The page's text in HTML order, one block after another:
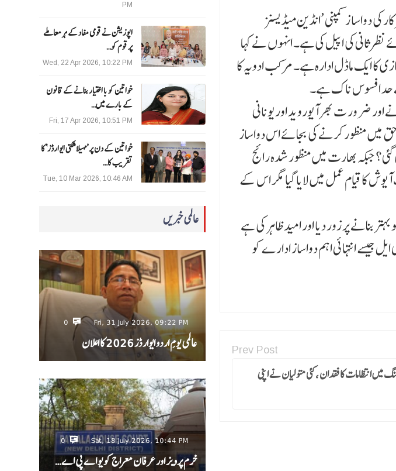
PM
اپوزیشن نے قومی مفاد کے ہر معاملے
پر قوم کو…
Wed, 22 Apr 2026, 10:22 PM
خواتین کو با اختیار بنانے کے قانون
کے بارے میں…
Fri, 17 Apr 2026, 10:51 PM
خواتین کے دن پر ’مہیلا شکتی ایوارڈز‘ کا
تقریب کا…
Tue, 10 Mar 2026, 10:46 AM
عالمی خبریں
Fri, 31 July 2026, 09:22 PM
0
عالمی یومِ اردو ایوارڈز 2026 کا اعلان
Sat, 18 July 2026, 10:44 PM
0
خرم پرویز اور عرفان معراج کو یو اے پی اے…
دواسا ز کمپنی ’انڈین میڈیسنز
نظرثانی کی اپیل کی ہے۔ انہوں نے کہا
یونانی دواسازی کا ایک ماڈل ادارہ ہے۔ مرکب ادویہ کا
حد افسوس ناک ہے۔
اور ضر ور ت بھر آیوروید اور یونانی
میں منظور کرنے کی بجائے اس دواساز
گئی؟ جبکہ بھارت میں منظور شدہ رائج
کا قیام عمل میں لایا گیا مگر اس کے
بنانے پر زور دیا اور امید ظاہر کی ہے
انتہائی اہم دواساز ادارے کو
Prev Post
میں انتظامات کا فقدان ،کئی متولیان نے اپنی